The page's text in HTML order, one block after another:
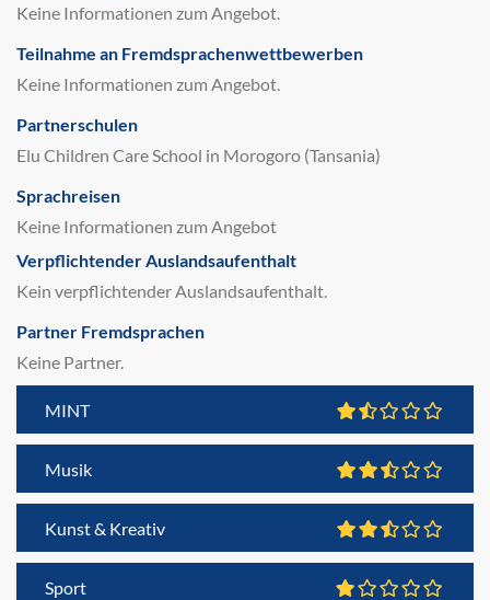
Keine Informationen zum Angebot.
Teilnahme an Fremdsprachenwettbewerben
Keine Informationen zum Angebot.
Partnerschulen
Elu Children Care School in Morogoro (Tansania)
Sprachreisen
Keine Informationen zum Angebot
Verpflichtender Auslandsaufenthalt
Kein verpflichtender Auslandsaufenthalt.
Partner Fremdsprachen
Keine Partner.
MINT
Musik
Kunst & Kreativ
Sport